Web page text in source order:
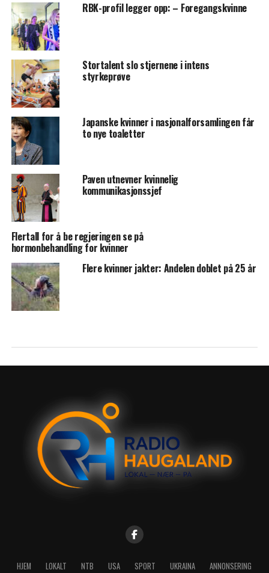
RBK-profil legger opp: – Foregangskvinne
Stortalent slo stjernene i intens
styrkeprøve
Japanske kvinner i nasjonalforsamlingen får
to nye toaletter
Paven utnevner kvinnelig
kommunikasjonssjef
Flertall for å be regjeringen se på
hormonbehandling for kvinner
Flere kvinner jakter: Andelen doblet på 25 år
HJEM LOKALT NTB USA SPORT UKRAINA ANNONSERING